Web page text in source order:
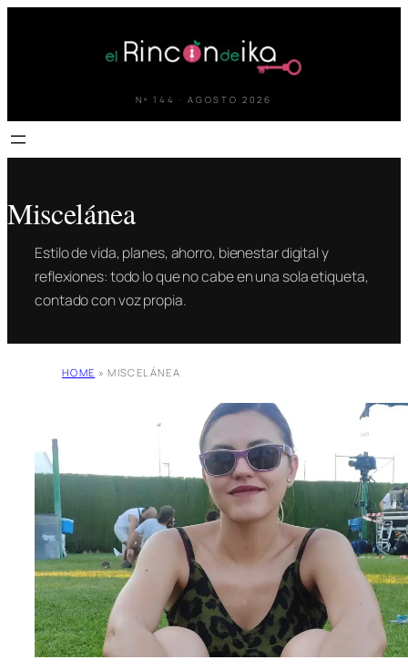
Nº 144 · AGOSTO 2026
Miscelánea
Estilo de vida, planes, ahorro, bienestar digital y
reflexiones: todo lo que no cabe en una sola etiqueta,
contado con voz propia.
HOME » MISCELÁNEA